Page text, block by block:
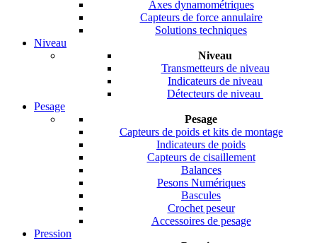
Axes dynamométriques
Capteurs de force annulaire
Solutions techniques
Niveau
Niveau
Transmetteurs de niveau
Indicateurs de niveau
Détecteurs de niveau
Pesage
Pesage
Capteurs de poids et kits de montage
Indicateurs de poids
Capteurs de cisaillement
Balances
Pesons Numériques
Bascules
Crochet peseur
Accessoires de pesage
Pression